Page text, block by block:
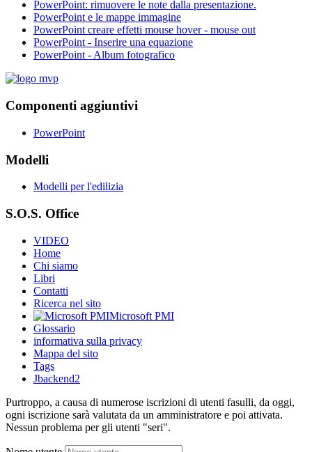
PowerPoint: rimuovere le note dalla presentazione.
PowerPoint e le mappe immagine
PowerPoint creare effetti mouse hover - mouse out
PowerPoint - Inserire una equazione
PowerPoint - Album fotografico
Componenti aggiuntivi
PowerPoint
Modelli
Modelli per l'edilizia
S.O.S. Office
VIDEO
Home
Chi siamo
Libri
Contatti
Ricerca nel sito
Microsoft PMI
Glossario
informativa sulla privacy
Mappa del sito
Tags
Jbackend2
Purtroppo, a causa di numerose iscrizioni di utenti fasulli, da oggi,
ogni iscrizione sarà valutata da un amministratore e poi attivata.
Nessun problema per gli utenti "seri".